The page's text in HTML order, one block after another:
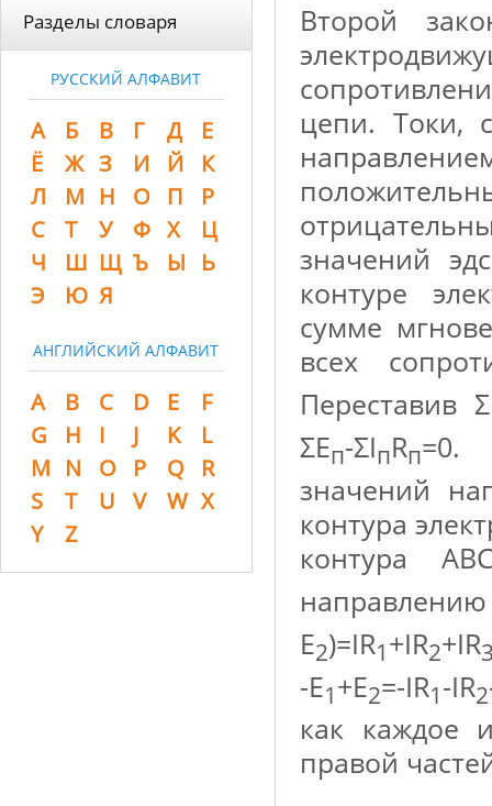
Разделы словаря
РУССКИЙ АЛФАВИТ
А Б В Г Д
Е
Ё
Ж З И Й
К
Л
М Н О П
Р
С
Т У Ф Х
Ц
Ч
Ш Щ Ъ Ы
Ь
Э
Ю Я
АНГЛИЙСКИЙ АЛФАВИТ
A B C D E
F
G
H I J K
L
M N O P Q
R
S
T U V W X
Y
Z
Второй
цепи. Токи,
значений
контуре
сумме
всех
Переставив
ΣEп-ΣIпRп=0.
значений
контура
контура
E2)=IR1+IR2+IR
-E1+E2=-IR1-IR2
как каждое
правой